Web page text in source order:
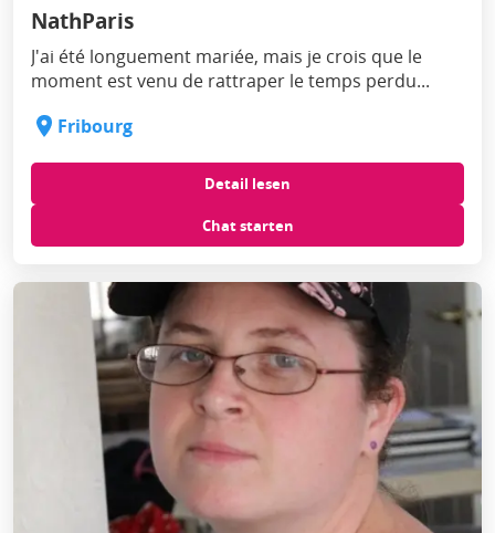
NathParis
J'ai été longuement mariée, mais je crois que le
moment est venu de rattraper le temps perdu...
Fribourg
Detail lesen
Chat starten